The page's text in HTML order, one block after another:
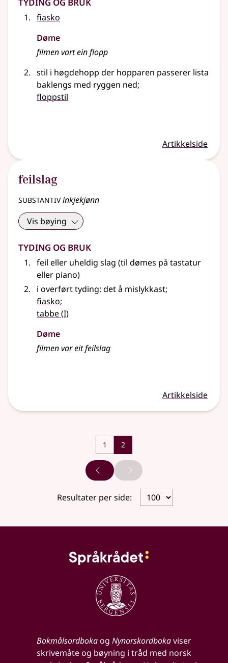
fiasko
Døme
filmen vart ein flopp
stil i høgdehopp der hopparen passerer lista
baklengs med ryggen ned;
floppstil
Artikkelside
feilslag
substantivinkjekjønn
Vis bøying
Tyding og bruk
feil eller uheldig slag (til dømes på tastatur
eller piano)
i overført tyding: det å mislykkast;
fiasko;
tabbe(1
I)
Døme
filmen var eit feilslag
Artikkelside
1 2
Forrige sideNeste side
Resultater per side:
Bokmålsordbokaog Nynorskordbokaviser
skrivemåte og bøyning i tråd med norsk